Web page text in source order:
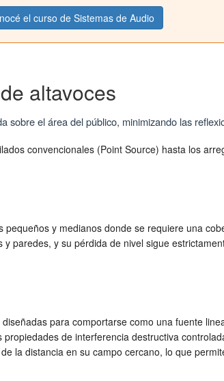
el curso de Sistemas de Audio
altavoces
el área del público, minimizando las
convencionales (Point Source) hasta los
y medianos donde se requiere una
paredes, y su pérdida de nivel sigue
para comportarse como una fuente
de interferencia destructiva
la distancia en su campo cercano, lo que